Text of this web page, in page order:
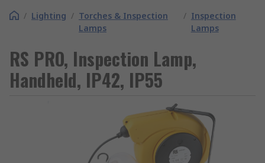
/ Lighting / Torches & Inspection
Lamps
/ Inspection
Lamps
RS PRO, Inspection Lamp,
Handheld, IP42, IP55